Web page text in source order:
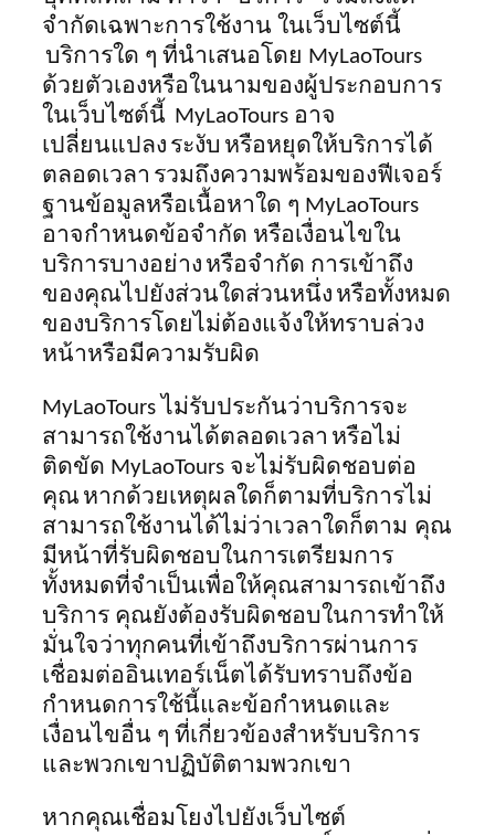
จำกัดเฉพาะการใช้งาน ในเว็บไซต์นี้
บริการใด ๆ ที่นำเสนอโดย MyLaoTours
ด้วยตัวเองหรือในนามของผู้ประกอบการ
ในเว็บไซต์นี้ MyLaoTours อาจ
เปลี่ยนแปลง ระงับ หรือหยุดให้บริการได้
ตลอดเวลา รวมถึงความพร้อมของฟีเจอร์
ฐานข้อมูลหรือเนื้อหาใด ๆ MyLaoTours
อาจกำหนดข้อจำกัด หรือเงื่อนไขใน
บริการบางอย่าง หรือจำกัด การเข้าถึง
ของคุณไปยังส่วนใดส่วนหนึ่ง หรือทั้งหมด
ของบริการโดยไม่ต้องแจ้งให้ทราบล่วง
หน้าหรือมีความรับผิด
MyLaoTours ไม่รับประกันว่าบริการจะ
สามารถใช้งานได้ตลอดเวลา หรือไม่
ติดขัด MyLaoTours จะไม่รับผิดชอบต่อ
คุณ หากด้วยเหตุผลใดก็ตามที่บริการไม่
สามารถใช้งาน ได้ ไม่ว่าเวลาใดก็ตาม คุณ
มีหน้าที่รับผิดชอบในการเตรียมการ
ทั้งหมดที่จำเป็นเพื่อให้คุณสามารถเข้าถึง
บริการ คุณยังต้องรับผิดชอบในการทำให้
มั่นใจว่าทุกคนที่เข้าถึงบริการผ่านการ
เชื่อมต่ออินเทอร์เน็ตได้รับทราบถึงข้อ
กำหนดการใช้นี้และข้อกำหนดและ
เงื่อนไขอื่น ๆ ที่เกี่ยวข้องสำหรับบริการ
และพวกเขาปฏิบัติตามพวกเขา
หากคุณเชื่อมโยงไปยังเว็บไซต์